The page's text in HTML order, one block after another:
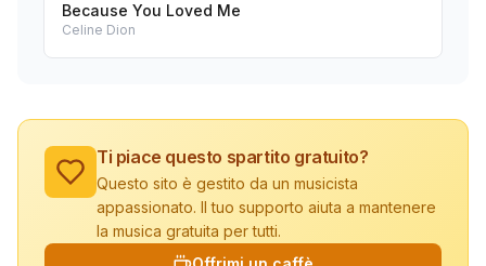
Because You Loved Me
Celine Dion
Ti piace questo spartito gratuito?
Questo sito è gestito da un musicista
appassionato. Il tuo supporto aiuta a mantenere
la musica gratuita per tutti.